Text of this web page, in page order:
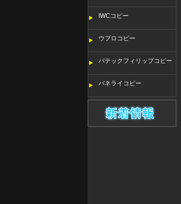
IWCコピー
ウブロコピー
パテックフィリップコピー
パネライコピー